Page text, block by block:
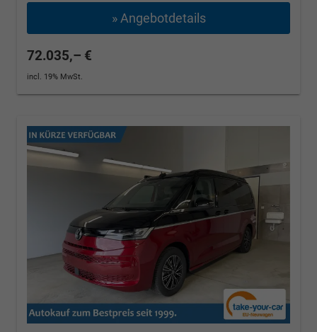
» Angebotdetails
72.035,– €
incl. 19% MwSt.